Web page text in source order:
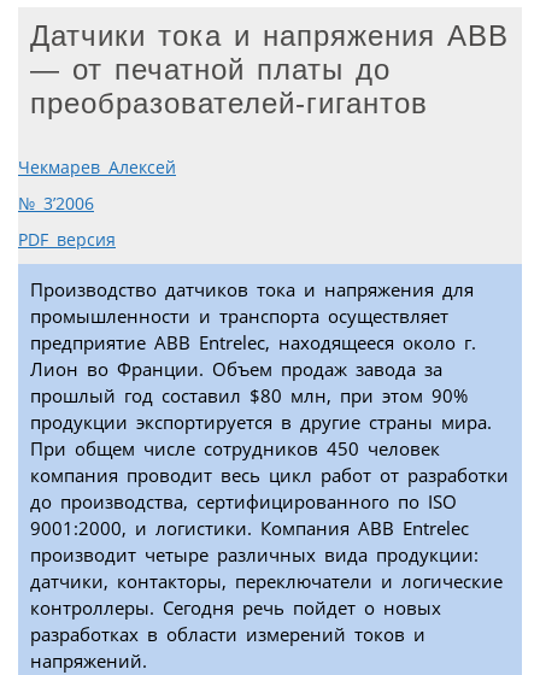
Датчики тока и напряжения ABB
— от печатной платы до
преобразователей-гигантов
Чекмарев Алексей
№ 3’2006
PDF версия
Производство датчиков тока и напряжения для
промышленности и транспорта осуществляет
предприятие АВВ Entrelec, находящееся около г.
Лион во Франции. Объем продаж завода за
прошлый год составил $80 млн, при этом 90%
продукции экспортируется в другие страны мира.
При общем числе сотрудников 450 человек
компания проводит весь цикл работ от разработки
до производства, сертифицированного по ISO
9001:2000, и логистики. Компания АВВ Entrelec
производит четыре различных вида продукции:
датчики, контакторы, переключатели и логические
контроллеры. Сегодня речь пойдет о новых
разработках в области измерений токов и
напряжений.